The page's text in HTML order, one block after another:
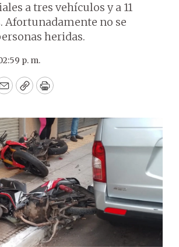
a tres vehículos y a 11
Afortunadamente no se
heridas.
p. m.
EmailCopyPrint